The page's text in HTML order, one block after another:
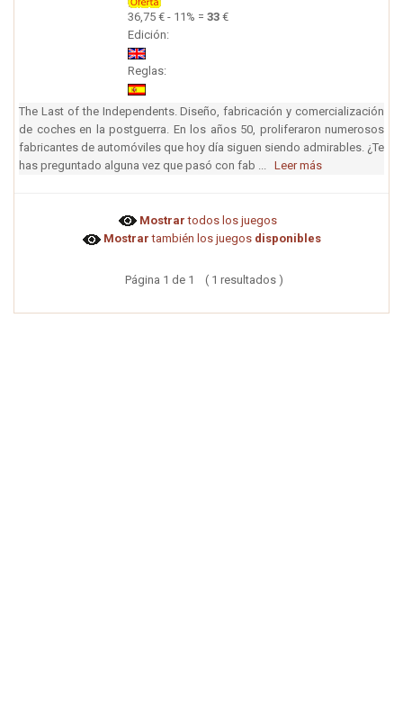
36,75 € - 11% = 33 €
Edición:
Reglas:
The Last of the Independents. Diseño, fabricación y comercialización
de coches en la postguerra. En los años 50, proliferaron numerosos
fabricantes de automóviles que hoy día siguen siendo admirables. ¿Te
has preguntado alguna vez que pasó con fab ... Leer más
Mostrar todos los juegos
Mostrar también los juegos disponibles
Página 1 de 1 ( 1 resultados )